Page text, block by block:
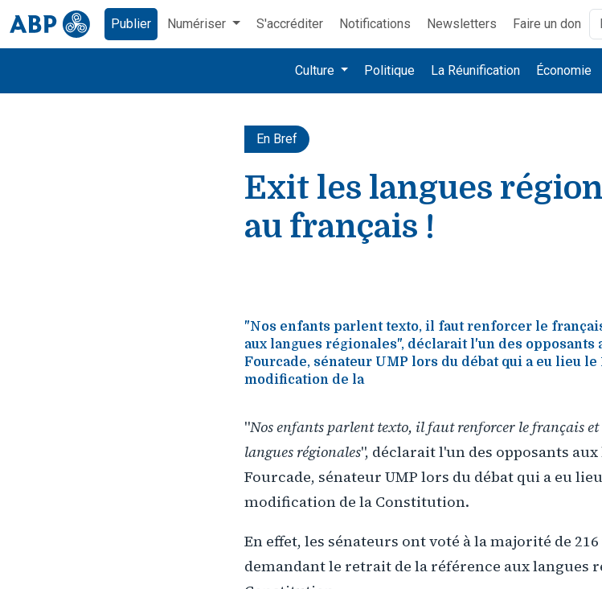
Publier Numériser S'accréditer Notifications Newsletters Faire un don
Culture Politique La Réunification Économie
En Bref
Exit les langues
au français !
"Nos enfants parlent texto, il faut renforcer le
aux langues régionales", déclarait l'un des
Fourcade, sénateur UMP lors du débat qui a eu lieu le
modification de la
"Nos enfants parlent texto, il faut renforcer le français
langues régionales", déclarait l'un des opposants
Fourcade, sénateur UMP lors du débat qui a eu
modification de la Constitution.
En effet, les sénateurs ont voté à la majorité de
demandant le retrait de la référence aux langues